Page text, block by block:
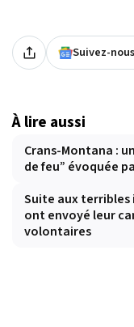
Suivez-
À lire aussi
Crans-Montana :
de feu” évoquée
Suite aux terribles
ont envoyé leur
volontaires